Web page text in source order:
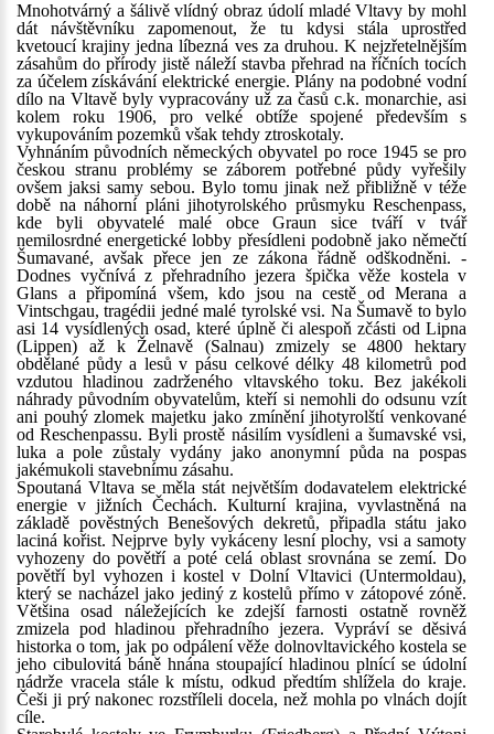
Mnohotvárný a šálivě vlídný obraz údolí mladé Vltavy by mohl
dát návštěvníku zapomenout, že tu kdysi stála uprostřed
kvetoucí krajiny jedna líbezná ves za druhou. K nejzřetelnějším
zásahům do přírody jistě náleží stavba přehrad na říčních tocích
za účelem získávání elektrické energie. Plány na podobné vodní
dílo na Vltavě byly vypracovány už za časů c.k. monarchie, asi
kolem roku 1906, pro velké obtíže spojené především s
vykupováním pozemků však tehdy ztroskotaly.
Vyhnáním původních německých obyvatel po roce 1945 se pro
českou stranu problémy se záborem potřebné půdy vyřešily
ovšem jaksi samy sebou. Bylo tomu jinak než přibližně v téže
době na náhorní pláni jihotyrolského průsmyku Reschenpass,
kde byli obyvatelé malé obce Graun sice tváří v tvář
nemilosrdné energetické lobby přesídleni podobně jako němečtí
Šumavané, avšak přece jen ze zákona řádně odškodněni. -
Dodnes vyčnívá z přehradního jezera špička věže kostela v
Glans a připomíná všem, kdo jsou na cestě od Merana a
Vintschgau, tragédii jedné malé tyrolské vsi. Na Šumavě to bylo
asi 14 vysídlených osad, které úplně či alespoň zčásti od Lipna
(Lippen) až k Želnavě (Salnau) zmizely se 4800 hektary
obdělané půdy a lesů v pásu celkové délky 48 kilometrů pod
vzdutou hladinou zadrženého vltavského toku. Bez jakékoli
náhrady původním obyvatelům, kteří si nemohli do odsunu vzít
ani pouhý zlomek majetku jako zmínění jihotyrolští venkované
od Reschenpassu. Byli prostě násilím vysídleni a šumavské vsi,
luka a pole zůstaly vydány jako anonymní půda na pospas
jakémukoli stavebnímu zásahu.
Spoutaná Vltava se měla stát největším dodavatelem elektrické
energie v jižních Čechách. Kulturní krajina, vyvlastněná na
základě pověstných Benešových dekretů, připadla státu jako
laciná kořist. Nejprve byly vykáceny lesní plochy, vsi a samoty
vyhozeny do povětří a poté celá oblast srovnána se zemí. Do
povětří byl vyhozen i kostel v Dolní Vltavici (Untermoldau),
který se nacházel jako jediný z kostelů přímo v zátopové zóně.
Většina osad náležejících ke zdejší farnosti ostatně rovněž
zmizela pod hladinou přehradního jezera. Vypráví se děsivá
historka o tom, jak po odpálení věže dolnovltavického kostela se
jeho cibulovitá báně hnána stoupající hladinou plnící se údolní
nádrže vracela stále k místu, odkud předtím shlížela do kraje.
Češi ji prý nakonec rozstříleli docela, než mohla po vlnách dojít
cíle.